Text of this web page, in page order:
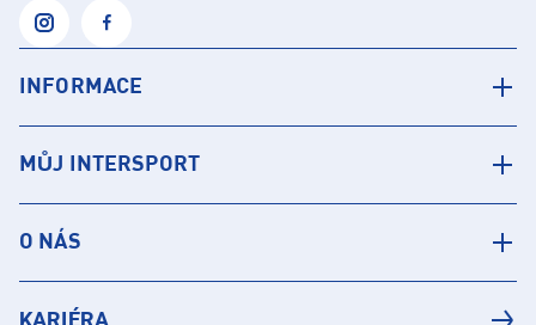
INFORMACE
MŮJ INTERSPORT
O NÁS
KARIÉRA